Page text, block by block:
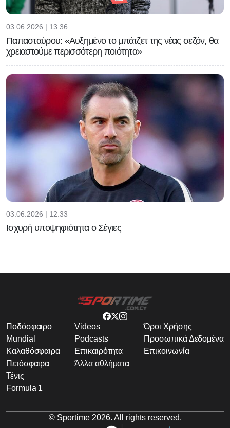
03.06.2026 | 13:36
Παπασταύρου: «Αυξημένο το μπάτζετ της νέας σεζόν, θα
χρειαστούμε περισσότερη ποιότητα»
03.06.2026 | 12:33
Ισχυρή υποψηφιότητα ο Σέγιες
Ποδόσφαιρο
Mundial
Καλαθόσφαιρα
Πετόσφαιρα
Τένις
Formula 1
Videos
Podcasts
Επικαιρότητα
Άλλα αθλήματα
Όροι Χρήσης
Προσωπικά Δεδομένα
Επικοινωνία
© Sportime 2026. All rights reserved.